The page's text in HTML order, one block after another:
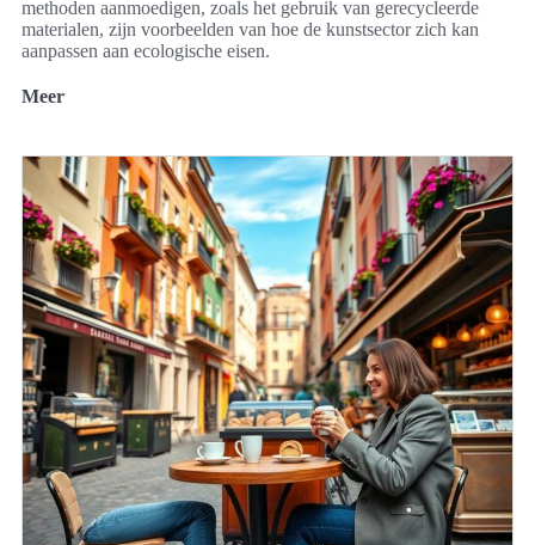
methoden aanmoedigen, zoals het gebruik van gerecycleerde
materialen, zijn voorbeelden van hoe de kunstsector zich kan
aanpassen aan ecologische eisen.
Meer